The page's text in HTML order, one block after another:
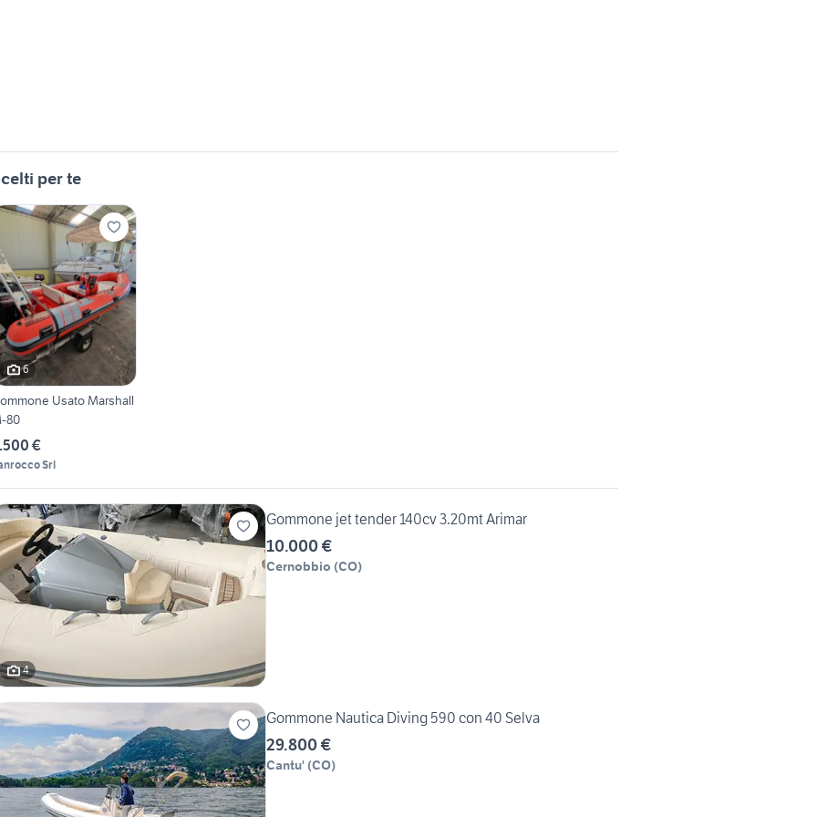
per te
6
Usato Marshall
80
€
Srl
4
Gommone jet tender 140cv 3.20mt Arimar
10.000 €
Cernobbio (CO)
Gommone Nautica Diving 590 con 40 Selva
29.800 €
Cantu' (CO)